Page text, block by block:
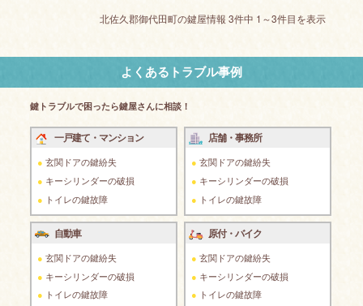
北佐久郡御代田町の鍵屋情報 3件中 1～3件目を表示
よくあるトラブル事例
鍵トラブルで困ったら鍵屋さんに相談！
一戸建て・マンション
玄関ドアの鍵紛失
キーシリンダーの破損
トイレの鍵故障
店舗・事務所
玄関ドアの鍵紛失
キーシリンダーの破損
トイレの鍵故障
自動車
玄関ドアの鍵紛失
キーシリンダーの破損
トイレの鍵故障
原付・バイク
玄関ドアの鍵紛失
キーシリンダーの破損
トイレの鍵故障